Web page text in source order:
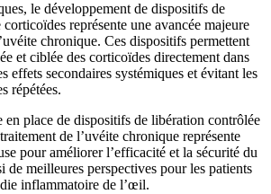
le développement de dispositifs de
représente une avancée majeure
chronique. Ces dispositifs permettent
et ciblée des corticoïdes directement dans
effets secondaires systémiques et évitant les
répétées.
place de dispositifs de libération contrôlée
de l’uvéite chronique représente
pour améliorer l’efficacité et la sécurité du
de meilleures perspectives pour les patients
inflammatoire de l’œil.